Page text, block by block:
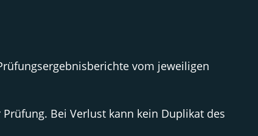
vom jeweiligen
Bei Verlust kann kein Duplikat des